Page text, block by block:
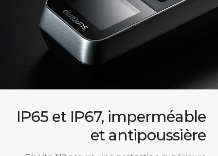
IP65 et IP67, imperméable
et antipoussière